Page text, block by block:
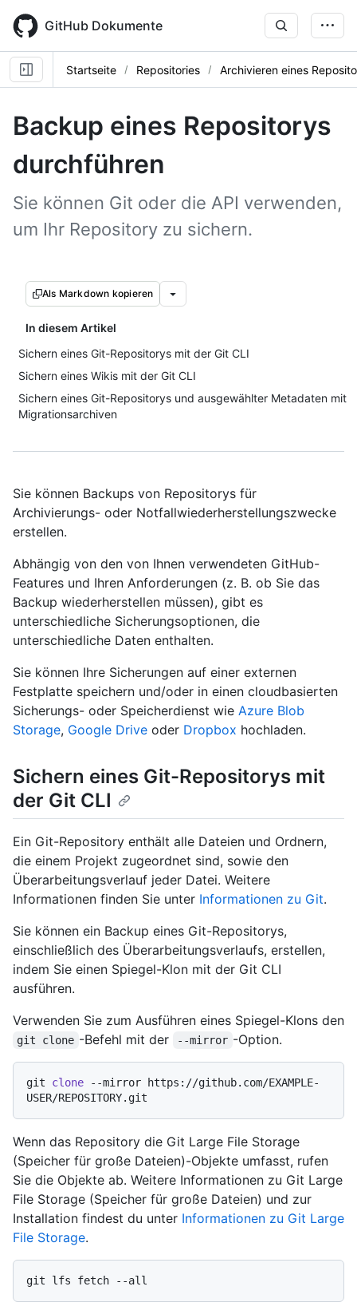
main
content
GitHub Dokumente
Startseite Repositories Archivieren eines
Backup eines Repositorys
durchführen
Sie können Git oder die API verwenden,
um Ihr Repository zu sichern.
Als Markdown kopieren
In diesem Artikel
Sichern eines Git-Repositorys mit der Git CLI
Sichern eines Wikis mit der Git CLI
Sichern eines Git-Repositorys und ausgewählter Metadaten mit
Migrationsarchiven
Sie können Backups von Repositorys für
Archivierungs- oder Notfallwiederherstellungszwecke
erstellen.
Abhängig von den von Ihnen verwendeten GitHub-
Features und Ihren Anforderungen (z. B. ob Sie das
Backup wiederherstellen müssen), gibt es
unterschiedliche Sicherungsoptionen, die
unterschiedliche Daten enthalten.
Sie können Ihre Sicherungen auf einer externen
Festplatte speichern und/oder in einen cloudbasierten
Sicherungs- oder Speicherdienst wie Azure Blob
Storage, Google Drive oder Dropbox hochladen.
Sichern eines Git-Repositorys mit
der Git CLI
Ein Git-Repository enthält alle Dateien und Ordnern,
die einem Projekt zugeordnet sind, sowie den
Überarbeitungsverlauf jeder Datei. Weitere
Informationen finden Sie unter Informationen zu Git.
Sie können ein Backup eines Git-Repositorys,
einschließlich des Überarbeitungsverlaufs, erstellen,
indem Sie einen Spiegel-Klon mit der Git CLI
ausführen.
Verwenden Sie zum Ausführen eines Spiegel-Klons den
git clone -Befehl mit der --mirror -Option.
git clone --mirror https://github.com/EXAMPLE-
Wenn das Repository die Git Large File Storage
(Speicher für große Dateien)-Objekte umfasst, rufen
Sie die Objekte ab. Weitere Informationen zu Git Large
File Storage (Speicher für große Dateien) und zur
Installation findest du unter Informationen zu Git Large
File Storage.